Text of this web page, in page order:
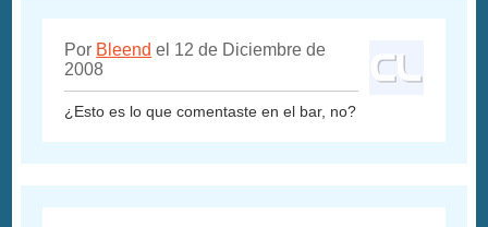
Por Bleend el 12 de Diciembre de
2008
¿Esto es lo que comentaste en el bar, no?